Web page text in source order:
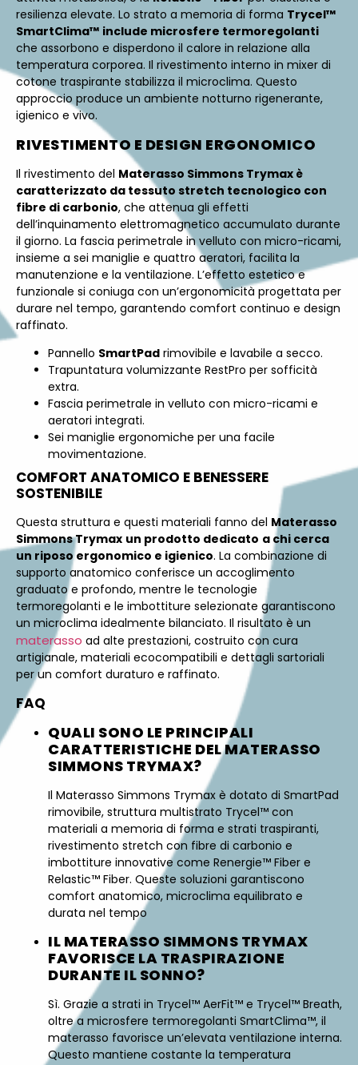
resilienza elevate. Lo strato a memoria di forma Trycel™
SmartClima™ include microsfere termoregolanti
che assorbono e disperdono il calore in relazione alla
temperatura corporea. Il rivestimento interno in mixer di
cotone traspirante stabilizza il microclima. Questo
approccio produce un ambiente notturno rigenerante,
igienico e vivo.
RIVESTIMENTO E DESIGN ERGONOMICO
Il rivestimento del Materasso Simmons Trymax è
caratterizzato da tessuto stretch tecnologico con
fibre di carbonio, che attenua gli effetti
dell’inquinamento elettromagnetico accumulato durante
il giorno. La fascia perimetrale in velluto con micro-ricami,
insieme a sei maniglie e quattro aeratori, facilita la
manutenzione e la ventilazione. L’effetto estetico e
funzionale si coniuga con un’ergonomicità progettata per
durare nel tempo, garantendo comfort continuo e design
raffinato.
Pannello SmartPad rimovibile e lavabile a secco.
Trapuntatura volumizzante RestPro per sofficità
extra.
Fascia perimetrale in velluto con micro-ricami e
aeratori integrati.
Sei maniglie ergonomiche per una facile
movimentazione.
COMFORT ANATOMICO E BENESSERE
SOSTENIBILE
Questa struttura e questi materiali fanno del Materasso
Simmons Trymax un prodotto dedicato a chi cerca
un riposo ergonomico e igienico. La combinazione di
supporto anatomico conferisce un accoglimento
graduato e profondo, mentre le tecnologie
termoregolanti e le imbottiture selezionate garantiscono
un microclima idealmente bilanciato. Il risultato è un
materasso ad alte prestazioni, costruito con cura
artigianale, materiali ecocompatibili e dettagli sartoriali
per un comfort duraturo e raffinato.
FAQ
QUALI SONO LE PRINCIPALI
CARATTERISTICHE DEL MATERASSO
SIMMONS TRYMAX?
Il Materasso Simmons Trymax è dotato di SmartPad
rimovibile, struttura multistrato Trycel™ con
materiali a memoria di forma e strati traspiranti,
rivestimento stretch con fibre di carbonio e
imbottiture innovative come Renergie™ Fiber e
Relastic™ Fiber. Queste soluzioni garantiscono
comfort anatomico, microclima equilibrato e
durata nel tempo
IL MATERASSO SIMMONS TRYMAX
FAVORISCE LA TRASPIRAZIONE
DURANTE IL SONNO?
Sì. Grazie a strati in Trycel™ AerFit™ e Trycel™ Breath,
oltre a microsfere termoregolanti SmartClima™, il
materasso favorisce un’elevata ventilazione interna.
Questo mantiene costante la temperatura